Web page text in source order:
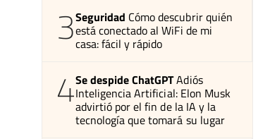
3Seguridad Cómo descubrir quién
está conectado al WiFi de mi
casa: fácil y rápido
4Se despide ChatGPTAdiós
Inteligencia Artificial: Elon Musk
advirtió por el fin de la IA y la
tecnología que tomará su lugar